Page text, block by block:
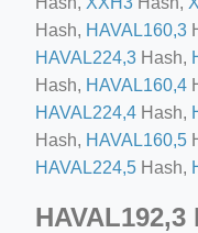
shredder-plant-
Hash, HAVAL160,3
HAVAL224,3 Hash,
Hash, HAVAL160,4
HAVAL224,4 Hash,
Hash, HAVAL160,5
HAVAL224,5 Hash,